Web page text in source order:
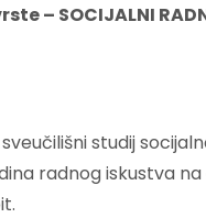
– SOCIJALNI
studij
radnog iskustva